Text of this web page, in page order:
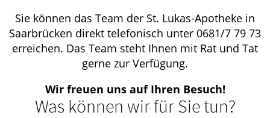
Sie können das Team der St. Lukas-Apotheke in
Saarbrücken direkt telefonisch unter 0681/7 79 73
erreichen. Das Team steht Ihnen mit Rat und Tat
gerne zur Verfügung.
Wir freuen uns auf Ihren Besuch!
Was können wir für Sie tun?